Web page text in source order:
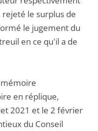
le surplus de
le jugement du
en ce qu'il a de
en réplique,
2021 et le 2 février
du Conseil